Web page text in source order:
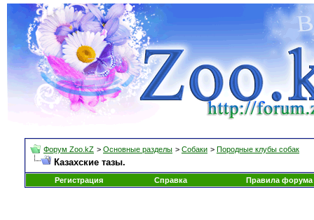
Форум Zoo.kZ > Основные разделы > Собаки > Породные клубы собак
Казахские тазы.
Регистрация Справка Правила форума